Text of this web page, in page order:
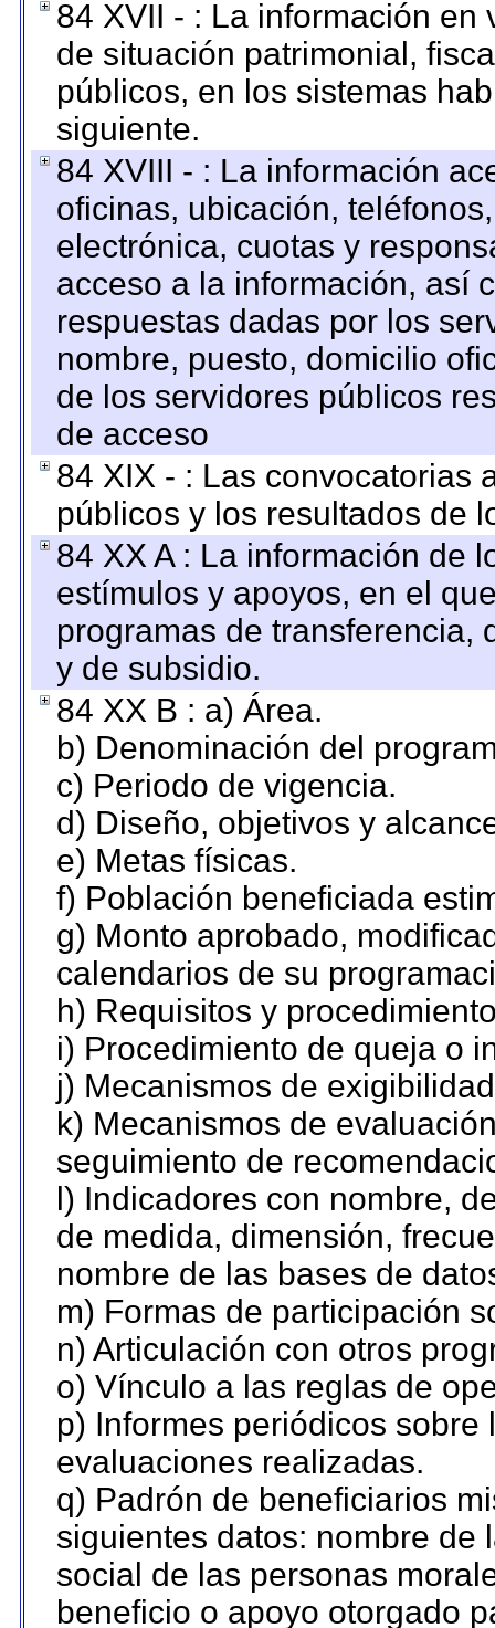
84 XVII - : La información
de situación patrimonial,
públicos, en los sistemas
siguiente.
84 XVIII - : La información
oficinas, ubicación,
electrónica, cuotas y
acceso a la información, así
respuestas dadas por los
nombre, puesto, domicilio
de los servidores públicos
de acceso
84 XIX - : Las convocatorias
públicos y los resultados de
84 XX A : La información de
estímulos y apoyos, en el
programas de transferencia,
y de subsidio.
84 XX B : a) Área.
b) Denominación del
c) Periodo de vigencia.
d) Diseño, objetivos y
e) Metas físicas.
f) Población beneficiada
g) Monto aprobado,
calendarios de su
h) Requisitos y
i) Procedimiento de queja o
j) Mecanismos de
k) Mecanismos de
seguimiento de
l) Indicadores con nombre,
de medida, dimensión,
nombre de las bases de
m) Formas de participación
n) Articulación con otros
o) Vínculo a las reglas de
p) Informes periódicos
evaluaciones realizadas.
q) Padrón de beneficiarios
siguientes datos: nombre de
social de las personas
beneficio o apoyo otorgado